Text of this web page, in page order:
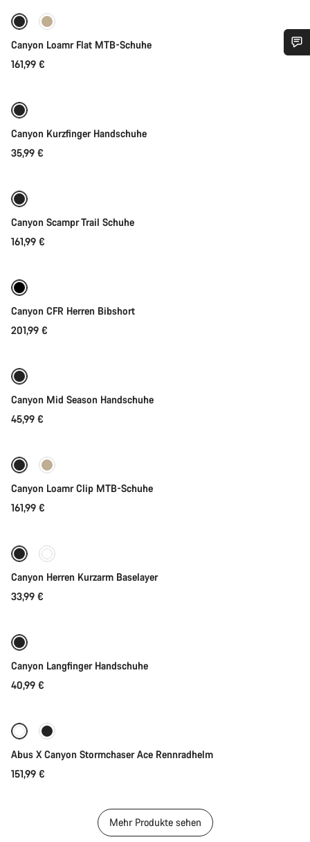
Neu
Canyon Loamr Flat MTB-Schuhe
161,99 €
Canyon Kurzfinger Handschuhe
35,99 €
Canyon Scampr Trail Schuhe
161,99 €
Canyon CFR Herren Bibshort
201,99 €
Canyon Mid Season Handschuhe
45,99 €
Neu
Canyon Loamr Clip MTB-Schuhe
161,99 €
Canyon Herren Kurzarm Baselayer
33,99 €
Canyon Langfinger Handschuhe
40,99 €
Abus X Canyon Stormchaser Ace Rennradhelm
151,99 €
Mehr Produkte sehen
Benötigst du Hilfe?